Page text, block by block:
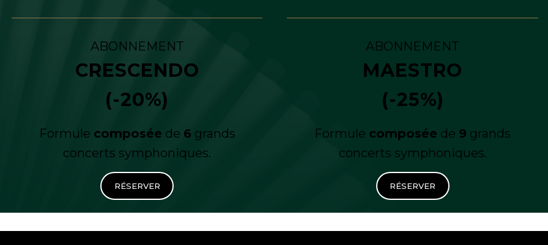
ABONNEMENT
CRESCENDO
(-20%)
Formule composée de 6 grands
concerts symphoniques.
RÉSERVER
ABONNEMENT
MAESTRO
(-25%)
Formule composée de 9 grands
concerts symphoniques.
RÉSERVER